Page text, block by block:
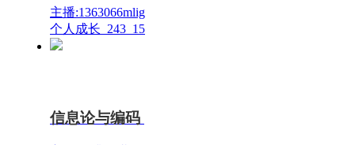
主播:1363066mlig
个人成长 243 15
信息论与编码